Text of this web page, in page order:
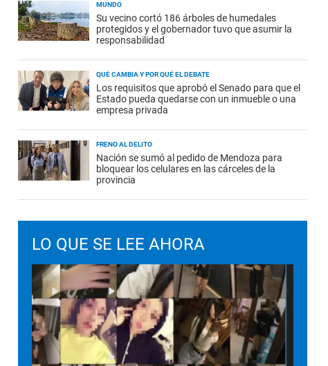
MUNDO
Su vecino cortó 186 árboles de humedales
protegidos y el gobernador tuvo que asumir la
responsabilidad
QUÉ CAMBIA Y POR QUÉ EL DEBATE
Los requisitos que aprobó el Senado para que el
Estado pueda quedarse con un inmueble o una
empresa privada
FRENO AL DELITO
Nación se sumó al pedido de Mendoza para
bloquear los celulares en las cárceles de la
provincia
LO QUE SE LEE AHORA